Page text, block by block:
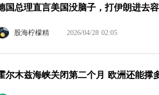
国总理直言美国没脑子，打伊朗进去
股海柠檬精 2026/04/28 02:05
尔木兹海峡关闭第二个月 欧洲还能撑